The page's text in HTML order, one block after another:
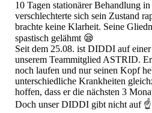
10 Tagen stationärer Behandlung
verschlechterte sich sein Zustand
brachte keine Klarheit. Seine
spastisch gelähmt 😪
Seit dem 25.08. ist DIDDI auf einer
unserem Teammitglied ASTRID.
noch laufen und nur seinen Kopf
unterschiedliche Krankheiten
hoffen, dass er die nächsten 3
Doch unser DIDDI gibt nicht auf